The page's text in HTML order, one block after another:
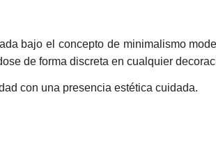
bajo el concepto de minimalismo
de forma discreta en cualquier
con una presencia estética cuidada.